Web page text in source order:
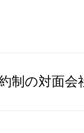
制の対面会